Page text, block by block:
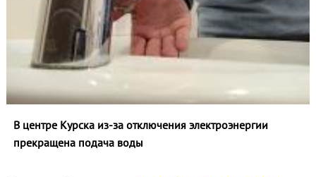
В центре Курска из‑за отключения электроэнергии
прекращена подача воды